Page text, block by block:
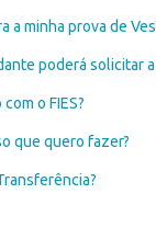
a minha prova de
poderá solicitar
o FIES?
que quero fazer?